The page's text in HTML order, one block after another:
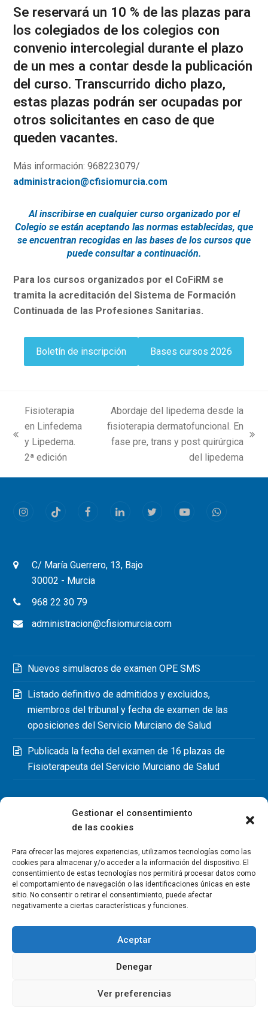
Gestionar el consentimiento
de las cookies
Para ofrecer las mejores experiencias, utilizamos tecnologías como las
cookies para almacenar y/o acceder a la información del dispositivo. El
consentimiento de estas tecnologías nos permitirá procesar datos como
el comportamiento de navegación o las identificaciones únicas en este
sitio. No consentir o retirar el consentimiento, puede afectar
negativamente a ciertas características y funciones.
Aceptar
Denegar
Ver preferencias
Se reservará un 10 % de las plazas para
los colegiados de los colegios con
convenio intercolegial durante el plazo
de un mes a contar desde la publicación
del curso. Transcurrido dicho plazo,
estas plazas podrán ser ocupadas por
otros solicitantes en caso de que
queden vacantes.
Más información: 968223079/
administracion@cfisiomurcia.com
Al inscribirse en cualquier curso organizado por el
Colegio se están aceptando las normas establecidas, que
se encuentran recogidas en las bases de los cursos que
puede consultar a continuación.
Para los cursos organizados por el CoFiRM se
tramita la acreditación del Sistema de Formación
Continuada de las Profesiones Sanitarias.
Boletín de inscripción Bases cursos 2026
previous
post:
Fisioterapia
en Linfedema
y Lipedema.
2ª edición
next
Abordaje del lipedema desde la
fisioterapia dermatofuncional. En
fase pre, trans y post quirúrgica
del lipedema
InstagramTiktok FacebookLinkedInTwitterYoutubeWhatsapp
C/ María Guerrero, 13, Bajo
30002 - Murcia
968 22 30 79
administracion@cfisiomurcia.com
Nuevos simulacros de examen OPE SMS
Listado definitivo de admitidos y excluidos,
miembros del tribunal y fecha de examen de las
oposiciones del Servicio Murciano de Salud
Publicada la fecha del examen de 16 plazas de
Fisioterapeuta del Servicio Murciano de Salud
Copyright Colegio Oficial de Fisioterapeutas de la Región de